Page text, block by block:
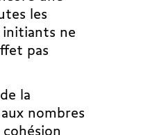
les
initiants ne
pas
la
nombres